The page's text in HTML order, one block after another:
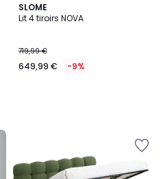
SLOME
Lit 4 tiroirs NOVA
719,99 €
649,99 € -9%